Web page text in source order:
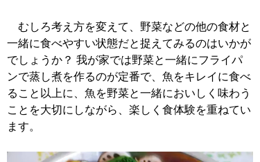
むしろ考え方を変えて、野菜などの他の食材と
一緒に食べやすい状態だと捉えてみるのはいかが
でしょうか？ 我が家では野菜と一緒にフライパ
ンで蒸し煮を作るのが定番で、魚をキレイに食べ
ること以上に、魚を野菜と一緒においしく味わう
ことを大切にしながら、楽しく食体験を重ねてい
ます。